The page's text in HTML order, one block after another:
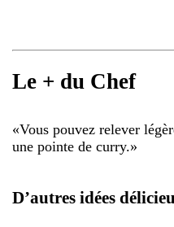
Le + du Chef
«Vous pouvez relever
une pointe de curry.»
D’autres idées